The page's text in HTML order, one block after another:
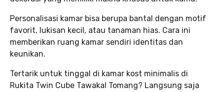
Personalisasi kamar bisa berupa bantal dengan motif
favorit, lukisan kecil, atau tanaman hias. Cara ini
memberikan ruang kamar sendiri identitas dan
keunikan.
Tertarik untuk tinggal di kamar kost minimalis di
Rukita Twin Cube Tawakal Tomang? Langsung saja